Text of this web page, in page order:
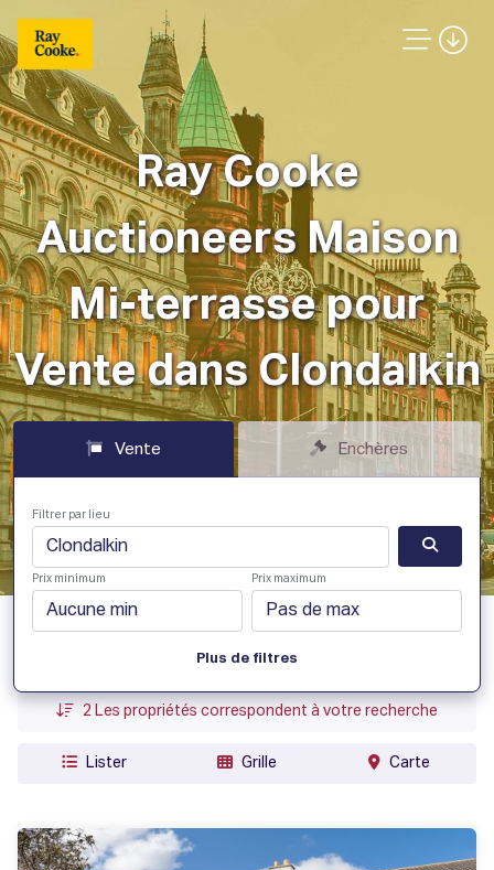
Ray Cooke
Auctioneers Maison
Mi-terrasse pour
Vente dans Clondalkin
Vente Enchères
Filtrer par lieu
Prix minimum Prix maximum
Plus de filtres
2 Les propriétés correspondent à votre recherche
Lister Grille Carte